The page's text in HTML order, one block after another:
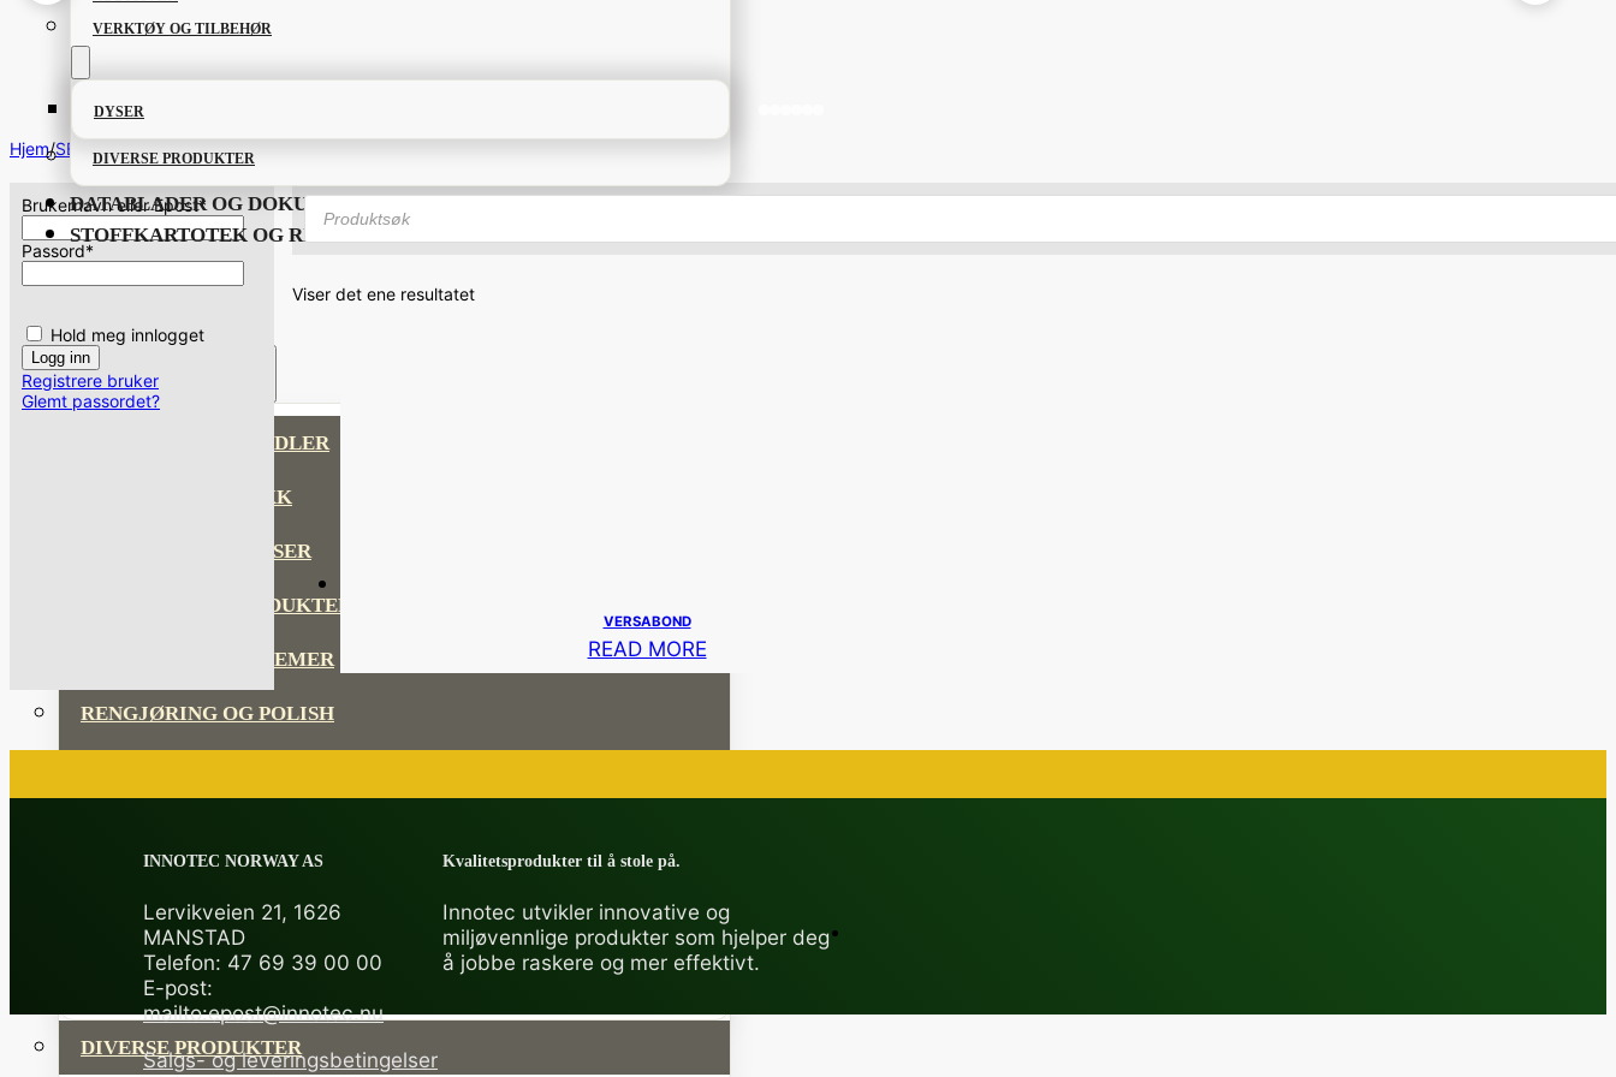
VERKTØY OG TILBEHØR
DYSER
DIVERSE PRODUKTER
DATABLADER OG DOKUMENTER
STOFFKARTOTEK OG RISIKOANALYSE
PRODUKTKATALOG
FETT OG SMØREMIDLER
GRUNNING OG LAKK
LIM OG TETTEMASSER
REPARASJONSPRODUKTER
REPARASJONSSYSTEMER
RENGJØRING OG POLISH
DYSER
DIVERSE PRODUKTER
Hjem/SERTIFISERING/ Side 1
Brukernavn eller Epost*
Passord*
Hold meg innlogget
Registrere bruker
Glemt passordet?
Products
search
Viser det ene resultatet
VERSABOND
READ MORE
INNOTEC NORWAY AS
Lervikveien 21, 1626
MANSTAD
Telefon: 47 69 39 00 00
E-post:
mailto:epost@innotec.nu
Salgs- og leveringsbetingelser
Kvalitetsprodukter til å stole på.
Innotec utvikler innovative og
miljøvennlige produkter som hjelper deg
å jobbe raskere og mer effektivt.